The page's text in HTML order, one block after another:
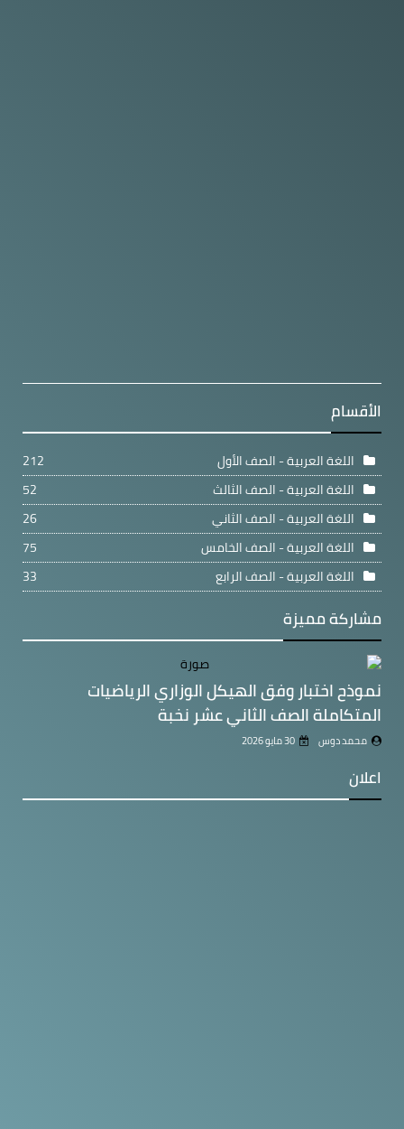
الأقسام
اللغة العربية - الصف الأول
212
اللغة العربية - الصف الثالث
52
اللغة العربية - الصف الثاني
26
اللغة العربية - الصف الخامس
75
اللغة العربية - الصف الرابع
33
مشاركة مميزة
نموذح اختبار وفق الهيكل الوزاري الرياضيات
المتكاملة الصف الثاني عشر نخبة
محمد دوس 30 مايو 2026
اعلان